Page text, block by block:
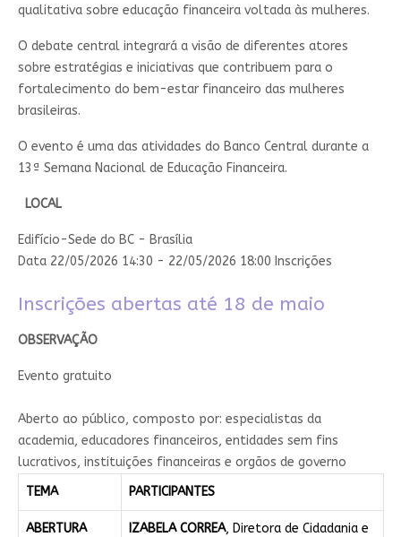
qualitativa sobre educação financeira voltada às mulheres.
O debate central integrará a visão de diferentes atores
sobre estratégias e iniciativas que contribuem para o
fortalecimento do bem-estar financeiro das mulheres
brasileiras.
O evento é uma das atividades do Banco Central durante a
13ª Semana Nacional de Educação Financeira. ​​
LOCAL
Edifício-Sede do BC - Brasília
Data 22/05/2026 14:30 - 22/05/2026 18:00 Inscrições
Inscrições abertas até 18 de maio​
​OBSERVAÇÃO
Evento gratuito​
​A​berto ao público, composto por: especialistas da
academia, educadores financeiros, entidades sem fins
lucrativos, instituições financeiras e orgãos de governo​
TEMA
PARTICIPANTES
ABERTURA IZABELA CORREA, Diretora de Cidadania e